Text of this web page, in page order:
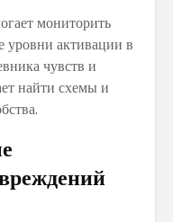
мониторить
уровни активации в
чувств и
найти схемы и